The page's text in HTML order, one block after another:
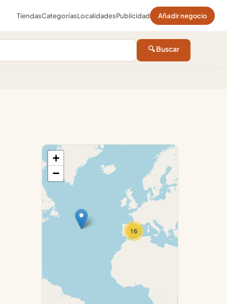
TiendasCategoríasLocalidadesPublicidad Añadir negocio
🔍 Buscar
16
+
−